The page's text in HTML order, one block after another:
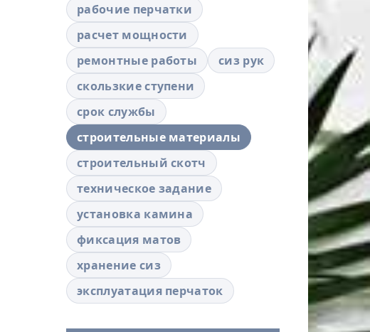
рабочие перчатки
расчет мощности
ремонтные работы
сиз рук
скользкие ступени
срок службы
строительные материалы
строительный скотч
техническое задание
установка камина
фиксация матов
хранение сиз
эксплуатация перчаток